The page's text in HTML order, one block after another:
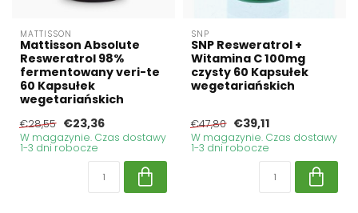
MATTISSON
Mattisson Absolute
Resweratrol 98%
fermentowany veri-te
60 Kapsułek
wegetariańskich
€28,55 €23,36
W magazynie. Czas dostawy
1-3 dni robocze
SNP
SNP Resweratrol +
Witamina C 100mg
czysty 60 Kapsułek
wegetariańskich
€47,80 €39,11
W magazynie. Czas dostawy
1-3 dni robocze